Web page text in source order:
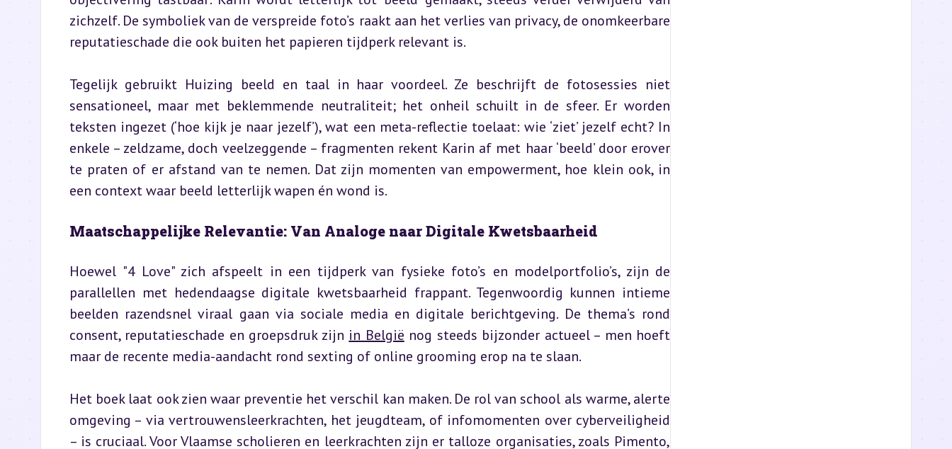
zichzelf. De symboliek van de verspreide foto’s raakt aan het verlies van privacy, de onomkeerbare
reputatieschade die ook buiten het papieren tijdperk relevant is.
Tegelijk gebruikt Huizing beeld en taal in haar voordeel. Ze beschrijft de fotosessies niet
sensationeel, maar met beklemmende neutraliteit; het onheil schuilt in de sfeer. Er worden
teksten ingezet (‘hoe kijk je naar jezelf’), wat een meta-reflectie toelaat: wie ‘ziet’ jezelf echt? In
enkele – zeldzame, doch veelzeggende – fragmenten rekent Karin af met haar ‘beeld’ door erover
te praten of er afstand van te nemen. Dat zijn momenten van empowerment, hoe klein ook, in
een context waar beeld letterlijk wapen én wond is.
Maatschappelijke Relevantie: Van Analoge naar Digitale Kwetsbaarheid
Hoewel "4 Love" zich afspeelt in een tijdperk van fysieke foto’s en modelportfolio’s, zijn de
parallellen met hedendaagse digitale kwetsbaarheid frappant. Tegenwoordig kunnen intieme
beelden razendsnel viraal gaan via sociale media en digitale berichtgeving. De thema’s rond
consent, reputatieschade en groepsdruk zijn in België nog steeds bijzonder actueel – men hoeft
maar de recente media-aandacht rond sexting of online grooming erop na te slaan.
Het boek laat ook zien waar preventie het verschil kan maken. De rol van school als warme, alerte
omgeving – via vertrouwensleerkrachten, het jeugdteam, of infomomenten over cyberveiligheid
– is cruciaal. Voor Vlaamse scholieren en leerkrachten zijn er talloze organisaties, zoals Pimento,